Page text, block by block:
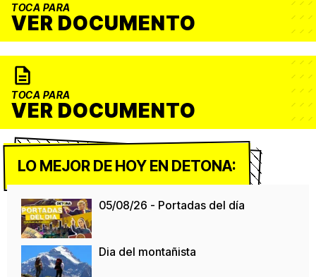
TOCA PARA
VER DOCUMENTO
TOCA PARA
VER DOCUMENTO
LO MEJOR DE HOY EN DETONA:
05/08/26 - Portadas del día
Dia del montañista